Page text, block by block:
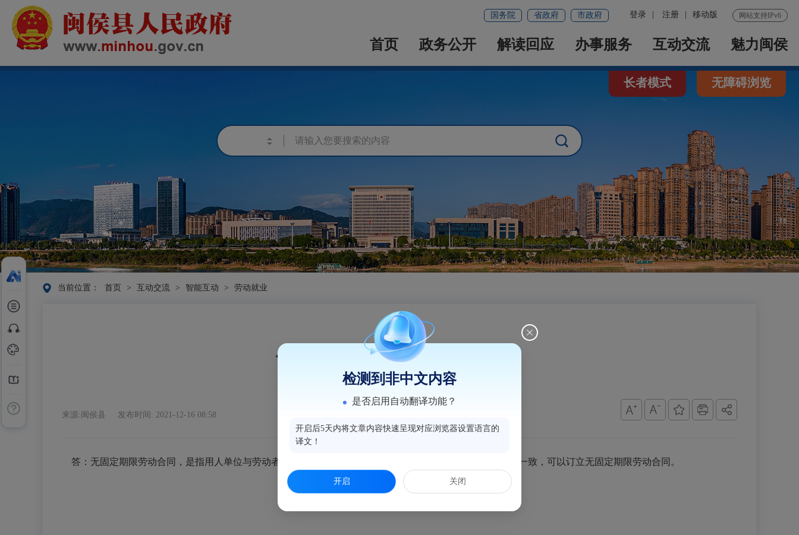
网站支持IPv6
登录 注册 移动版
国务院 省政府 市政府
首页 政务公开 解读回应 办事服务 互动交流 魅力闽侯
长者模式 无障碍浏览
当前位置： 首页 > 互动交流 > 智能互动 > 劳动就业
什么是无固定期限劳动合同？
来源:闽侯县 发布时间: 2021-12-16 08:58
答：无固定期限劳动合同，是指用人单位与劳动者约定无确定终止时间的劳动合同。用人单位与劳动者协商一致，可以订立无固定期限劳动合同。
检测到非中文内容
是否启用自动翻译功能？
开启后5天内将文章内容快速呈现对应浏览器设置语言的
译文！
开启 关闭